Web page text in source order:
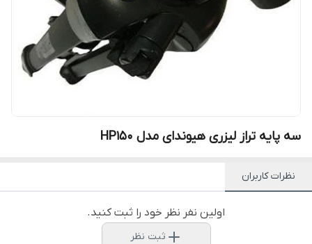
سه پایه تراز لیزری هیوندای مدل HP150
نظرات کاربران
اولین نفر نظر خود را ثبت کنید.
ثبت نظر